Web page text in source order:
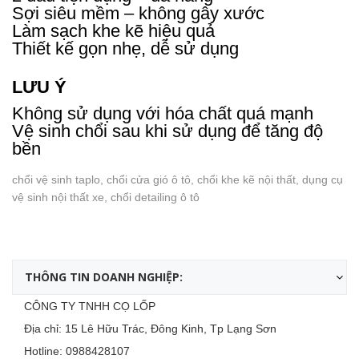
Sợi siêu mềm – không gây xước
Làm sạch khe kẽ hiệu quả
Thiết kế gọn nhẹ, dễ sử dụng
LƯU Ý
Không sử dụng với hóa chất quá mạnh
Vệ sinh chổi sau khi sử dụng để tăng độ
bền
chổi vệ sinh taplo, chổi cửa gió ô tô, chổi khe kẽ nội thất, dụng cụ
vệ sinh nội thất xe, chổi detailing ô tô
THÔNG TIN DOANH NGHIỆP:
CÔNG TY TNHH CỌ LỐP
Địa chỉ: 15 Lê Hữu Trác, Đông Kinh, Tp Lạng Sơn
Hotline: 0988428107